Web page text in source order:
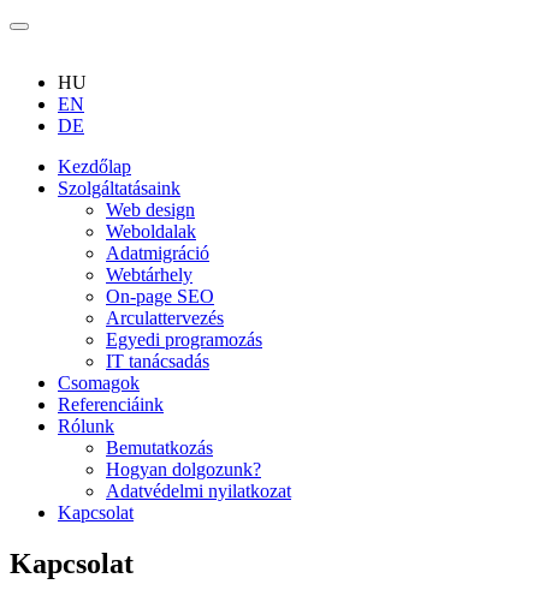
HU
EN
DE
Kezdőlap
Szolgáltatásaink
Web design
Weboldalak
Adatmigráció
Webtárhely
On-page SEO
Arculattervezés
Egyedi programozás
IT tanácsadás
Csomagok
Referenciáink
Rólunk
Bemutatkozás
Hogyan dolgozunk?
Adatvédelmi nyilatkozat
Kapcsolat
Kapcsolat